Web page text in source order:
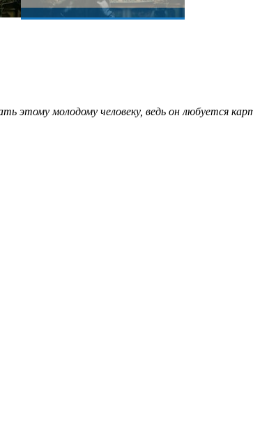
этому молодому человеку, ведь он любуется